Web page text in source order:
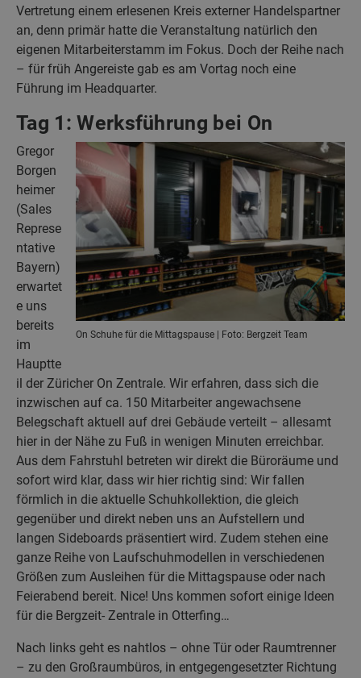
Vertretung einem erlesenen Kreis externer Handelspartner
an, denn primär hatte die Veranstaltung natürlich den
eigenen Mitarbeiterstamm im Fokus. Doch der Reihe nach
– für früh Angereiste gab es am Vortag noch eine
Führung im Headquarter.
Tag 1: Werksführung bei On
On Schuhe für die Mittagspause | Foto: Bergzeit Team
Gregor
Borgen
heimer
(Sales
Represe
ntative
Bayern)
erwartet
e uns
bereits
im
Hauptte
il der Züricher On Zentrale. Wir erfahren, dass sich die
inzwischen auf ca. 150 Mitarbeiter angewachsene
Belegschaft aktuell auf drei Gebäude verteilt – allesamt
hier in der Nähe zu Fuß in wenigen Minuten erreichbar.
Aus dem Fahrstuhl betreten wir direkt die Büroräume und
sofort wird klar, dass wir hier richtig sind: Wir fallen
förmlich in die aktuelle Schuhkollektion, die gleich
gegenüber und direkt neben uns an Aufstellern und
langen Sideboards präsentiert wird. Zudem stehen eine
ganze Reihe von Laufschuhmodellen in verschiedenen
Größen zum Ausleihen für die Mittagspause oder nach
Feierabend bereit. Nice! Uns kommen sofort einige Ideen
für die Bergzeit- Zentrale in Otterfing…
Nach links geht es nahtlos – ohne Tür oder Raumtrenner
– zu den Großraumbüros, in entgegengesetzter Richtung